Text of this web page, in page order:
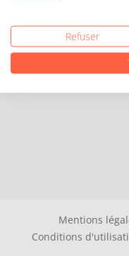
Mentions
Conditions
Refuser